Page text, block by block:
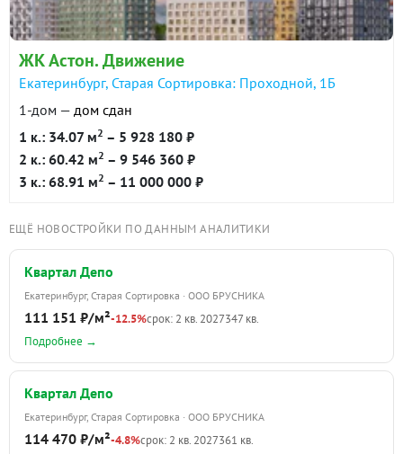
ЖК Астон. Движение
Екатеринбург, Старая Сортировка: Проходной, 1Б
1-дом — дом сдан
1 к.: 34.07 м2 – 5 928 180 ₽
2 к.: 60.42 м2 – 9 546 360 ₽
3 к.: 68.91 м2 – 11 000 000 ₽
ЕЩЁ НОВОСТРОЙКИ ПО ДАННЫМ АНАЛИТИКИ
Квартал Депо
Екатеринбург, Старая Сортировка · ООО БРУСНИКА
111 151 ₽/м²-12.5%срок: 2 кв. 2027347 кв.
Подробнее →
Квартал Депо
Екатеринбург, Старая Сортировка · ООО БРУСНИКА
114 470 ₽/м²-4.8%срок: 2 кв. 2027361 кв.